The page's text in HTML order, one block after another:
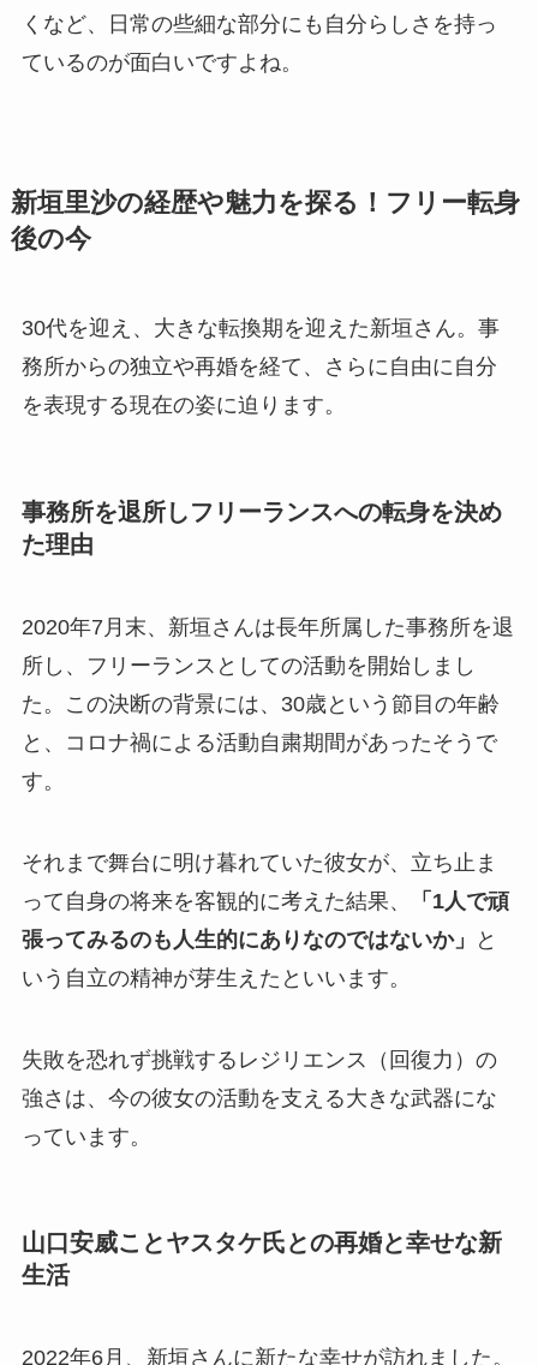
くなど、日常の些細な部分にも自分らしさを持っ
ているのが面白いですよね。
新垣里沙の経歴や魅力を探る！フリー転身
後の今
30代を迎え、大きな転換期を迎えた新垣さん。事
務所からの独立や再婚を経て、さらに自由に自分
を表現する現在の姿に迫ります。
事務所を退所しフリーランスへの転身を決め
た理由
2020年7月末、新垣さんは長年所属した事務所を退
所し、フリーランスとしての活動を開始しまし
た。この決断の背景には、30歳という節目の年齢
と、コロナ禍による活動自粛期間があったそうで
す。
それまで舞台に明け暮れていた彼女が、立ち止ま
って自身の将来を客観的に考えた結果、
「1人で頑
張ってみるのも人生的にありなのではないか」
と
いう自立の精神が芽生えたといいます。
失敗を恐れず挑戦するレジリエンス（回復力）の
強さは、今の彼女の活動を支える大きな武器にな
っています。
山口安威ことヤスタケ氏との再婚と幸せな新
生活
2022年6月、新垣さんに新たな幸せが訪れました。